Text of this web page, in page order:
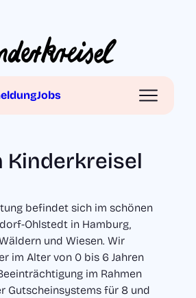
Jobs
Kinderkreisel
Kinderkreisel
befindet sich im schönen
Ohlstedt in Hamburg,
und Wiesen. Wir
im Alter von 0 bis 6 Jahren
im Rahmen
Gutscheinsystems für 8 und